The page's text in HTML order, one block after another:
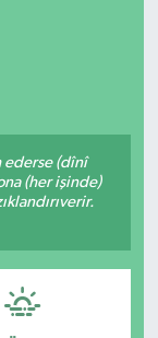
ederse (dînî
(her işinde)